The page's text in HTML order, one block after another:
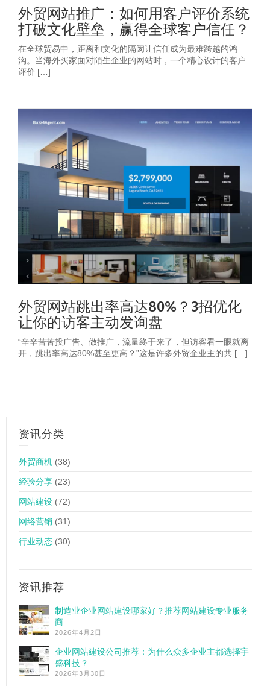
外贸网站推广：如何用客户评价系统
打破文化壁垒，赢得全球客户信任？
在全球贸易中，距离和文化的隔阂让信任成为最难跨越的鸿
沟。当海外买家面对陌生企业的网站时，一个精心设计的客户
评价 […]
外贸网站跳出率高达80%？3招优化
让你的访客主动发询盘
“辛辛苦苦投广告、做推广，流量终于来了，但访客看一眼就离
开，跳出率高达80%甚至更高？”这是许多外贸企业主的共 […]
资讯分类
外贸商机 (38)
经验分享 (23)
网站建设 (72)
网络营销 (31)
行业动态 (30)
资讯推荐
制造业企业网站建设哪家好？推荐网站建设专业服务
商
2026年4月2日
企业网站建设公司推荐：为什么众多企业主都选择宇
盛科技？
2026年3月30日